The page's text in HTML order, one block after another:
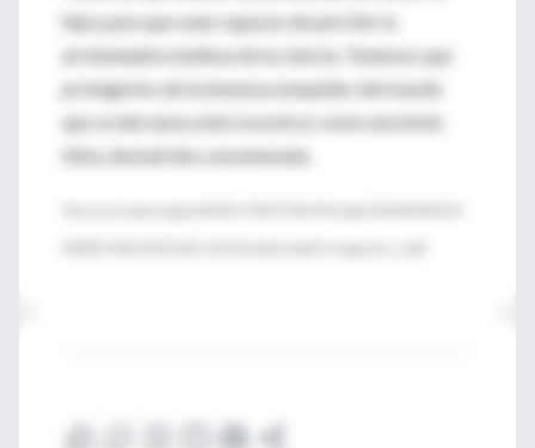
hijos para que sean capaces de percibir la
arrebatadora belleza de la ciencia. Tenemos que
protegerlos de la inmensa estupidez del mundo
que se derrama sobre nosotros como una leche
tibia, desnutrida y envenenada.